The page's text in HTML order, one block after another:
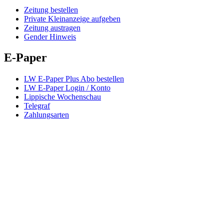
Zeitung bestellen
Private Kleinanzeige aufgeben
Zeitung austragen
Gender Hinweis
E-Paper
LW E-Paper Plus Abo bestellen
LW E-Paper Login / Konto
Lippische Wochenschau
Telegraf
Zahlungsarten